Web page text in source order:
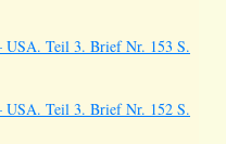
Teil 3. Brief Nr. 153 S.
Teil 3. Brief Nr. 152 S.